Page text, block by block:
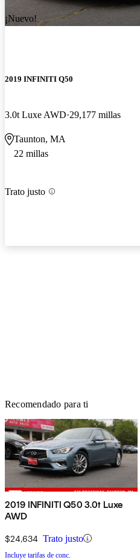
¡Nuevo!
2019 INFINITI Q50
3.0t Luxe AWD 29,177 millas
Taunton, MA
22 millas
Trato justo
Recomendado para ti
2019 INFINITI Q50 3.0t Luxe
AWD
$24,634 Trato justo
Incluye tarifas de conc.